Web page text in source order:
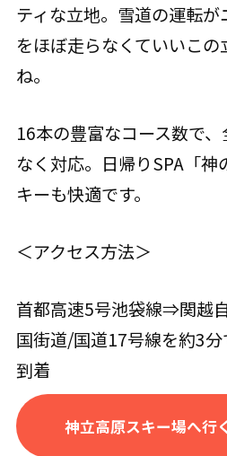
ティな立地。雪道の運転
をほぼ走らなくていいこ
ね。
16本の豊富なコース数で
なく対応。日帰りSPA「神
キーも快適です。
＜アクセス方法＞
首都高速5号池袋線⇒関越
国街道/国道17号線を約3
到着
神立高原スキー場へ行